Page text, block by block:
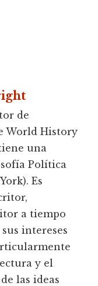
de
World History
una
Política
Es
a tiempo
intereses
y el
las ideas